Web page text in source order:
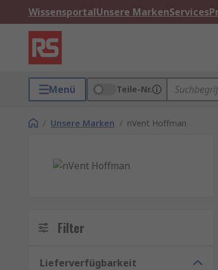
WissensportalUnsere MarkenServices
Menü Teile-Nr.
/ Unsere Marken / nVent Hoffman
Filter
Lieferverfügbarkeit